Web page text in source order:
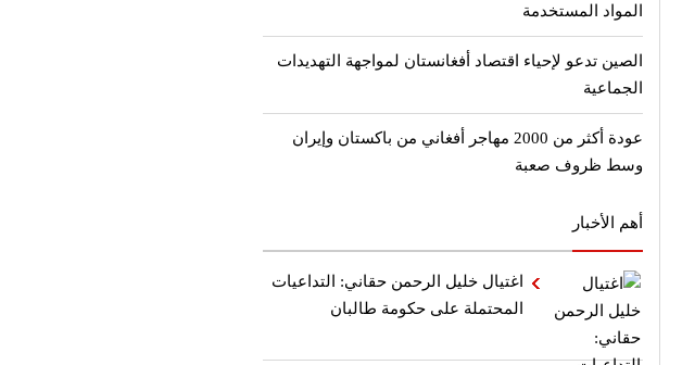
المواد المستخدمة
الصين تدعو لإحياء اقتصاد أفغانستان لمواجهة التهديدات
الجماعية
عودة أكثر من 2000 مهاجر أفغاني من باكستان وإيران
وسط ظروف صعبة
أهم الأخبار
اغتيال خليل الرحمن حقاني: التداعيات
المحتملة على حكومة طالبان